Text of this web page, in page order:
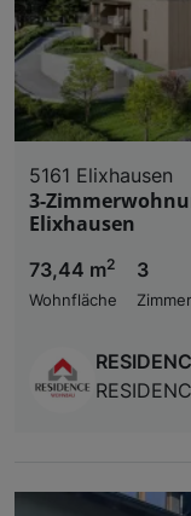
5161 Elixhausen
3-
Elixhausen
73,44 m2
Wohnfläche
3
Zimmer